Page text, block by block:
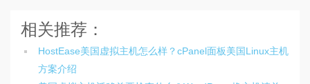
相关推荐：
HostEase美国虚拟主机怎么样？cPanel面板美国Linux主机
方案介绍